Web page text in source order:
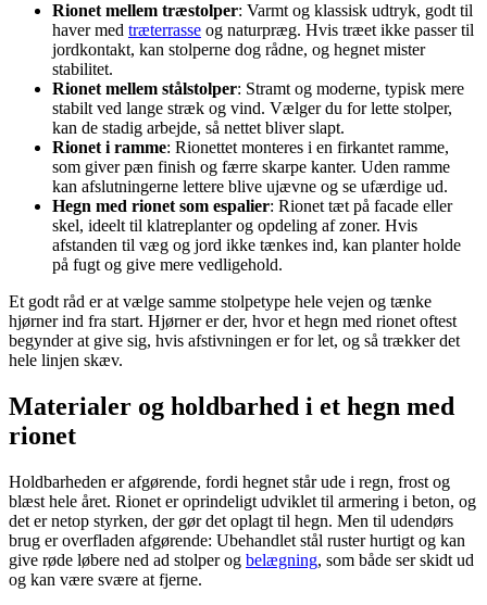
Rionet mellem træstolper: Varmt og klassisk udtryk, godt til
haver med træterrasse og naturpræg. Hvis træet ikke passer til
jordkontakt, kan stolperne dog rådne, og hegnet mister
stabilitet.
Rionet mellem stålstolper: Stramt og moderne, typisk mere
stabilt ved lange stræk og vind. Vælger du for lette stolper,
kan de stadig arbejde, så nettet bliver slapt.
Rionet i ramme: Rionettet monteres i en firkantet ramme,
som giver pæn finish og færre skarpe kanter. Uden ramme
kan afslutningerne lettere blive ujævne og se ufærdige ud.
Hegn med rionet som espalier: Rionet tæt på facade eller
skel, ideelt til klatreplanter og opdeling af zoner. Hvis
afstanden til væg og jord ikke tænkes ind, kan planter holde
på fugt og give mere vedligehold.
Et godt råd er at vælge samme stolpetype hele vejen og tænke
hjørner ind fra start. Hjørner er der, hvor et hegn med rionet oftest
begynder at give sig, hvis afstivningen er for let, og så trækker det
hele linjen skæv.
Materialer og holdbarhed i et hegn med
rionet
Holdbarheden er afgørende, fordi hegnet står ude i regn, frost og
blæst hele året. Rionet er oprindeligt udviklet til armering i beton, og
det er netop styrken, der gør det oplagt til hegn. Men til udendørs
brug er overfladen afgørende: Ubehandlet stål ruster hurtigt og kan
give røde løbere ned ad stolper og belægning, som både ser skidt ud
og kan være svære at fjerne.